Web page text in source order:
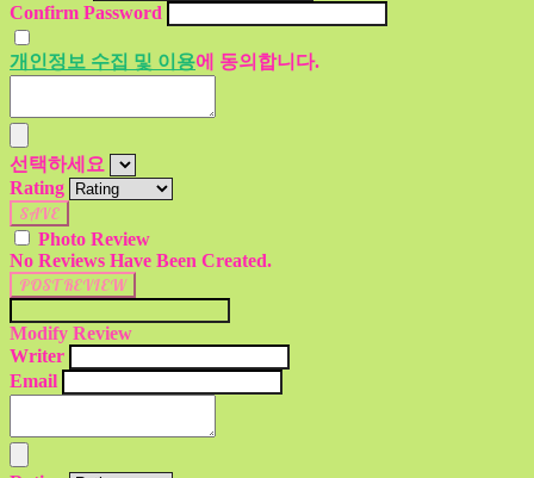
Confirm Password
개인정보 수집 및 이용에 동의합니다.
선택하세요
Rating
SAVE
Photo Review
No Reviews Have Been Created.
POST REVIEW
Modify Review
Writer
Email